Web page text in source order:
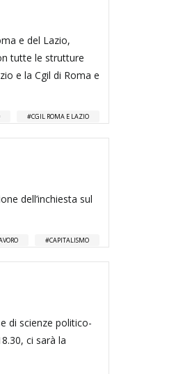
e del Lazio,
tutte le strutture
e la Cgil di Roma e
CGIL ROMA E LAZIO
dell’inchiesta sul
CAPITALISMO
di scienze politico-
ci sarà la